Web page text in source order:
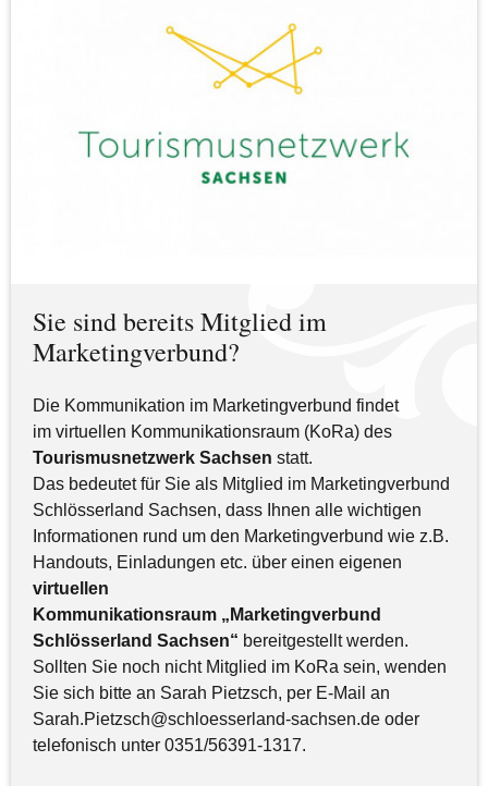
Sie sind bereits Mitglied im
Marketingverbund?
Die Kommunikation im Marketingverbund findet
im virtuellen Kommunikationsraum (KoRa) des
Tourismusnetzwerk Sachsen statt.
Das bedeutet für Sie als Mitglied im Marketingverbund
Schlösserland Sachsen, dass Ihnen alle wichtigen
Informationen rund um den Marketingverbund wie z.B.
Handouts, Einladungen etc. über einen eigenen
virtuellen
Kommunikationsraum „Marketingverbund
Schlösserland Sachsen“ bereitgestellt werden.
Sollten Sie noch nicht Mitglied im KoRa sein, wenden
Sie sich bitte an Sarah Pietzsch, per E-Mail an
Sarah.Pietzsch@schloesserland-sachsen.de oder
telefonisch unter 0351/56391-1317.